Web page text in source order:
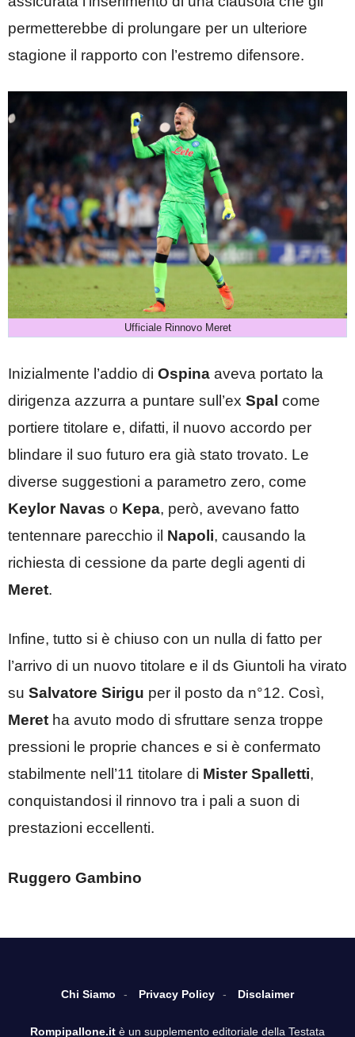
permetterebbe di prolungare per un ulteriore
stagione il rapporto con l’estremo difensore.
Ufficiale Rinnovo Meret
Inizialmente l’addio di Ospina aveva portato la
dirigenza azzurra a puntare sull’ex Spal come
portiere titolare e, difatti, il nuovo accordo per
blindare il suo futuro era già stato trovato. Le
diverse suggestioni a parametro zero, come
Keylor Navas o Kepa, però, avevano fatto
tentennare parecchio il Napoli, causando la
richiesta di cessione da parte degli agenti di
Meret.
Infine, tutto si è chiuso con un nulla di fatto per
l’arrivo di un nuovo titolare e il ds Giuntoli ha virato
su Salvatore Sirigu per il posto da n°12. Così,
Meret ha avuto modo di sfruttare senza troppe
pressioni le proprie chances e si è confermato
stabilmente nell’11 titolare di Mister Spalletti,
conquistandosi il rinnovo tra i pali a suon di
prestazioni eccellenti.
Ruggero Gambino
Chi Siamo Privacy Policy Disclaimer
Rompipallone.it è un supplemento editoriale della Testata